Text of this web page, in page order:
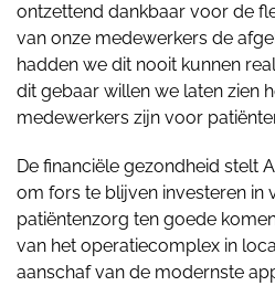
ontzettend dankbaar voor de
van onze medewerkers de
hadden we dit nooit kunnen
dit gebaar willen we laten zien
medewerkers zijn voor
De financiële gezondheid stelt
om fors te blijven investeren in
patiëntenzorg ten goede
van het operatiecomplex in
aanschaf van de modernste